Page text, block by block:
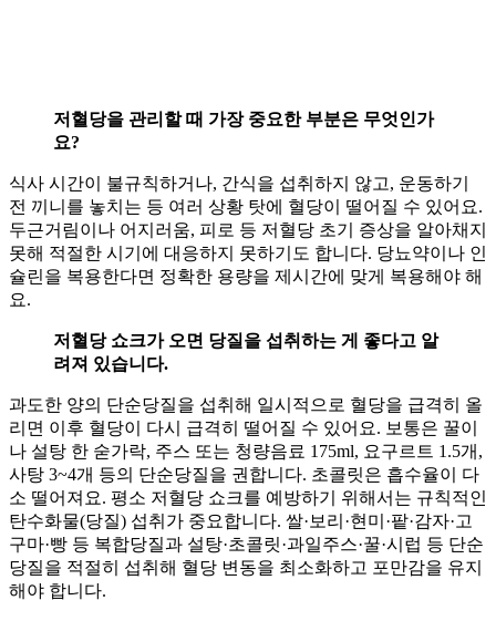
저혈당을 관리할 때 가장 중요한 부분은 무엇인가
요?
식사 시간이 불규칙하거나, 간식을 섭취하지 않고, 운동하기
전 끼니를 놓치는 등 여러 상황 탓에 혈당이 떨어질 수 있어요.
두근거림이나 어지러움, 피로 등 저혈당 초기 증상을 알아채지
못해 적절한 시기에 대응하지 못하기도 합니다. 당뇨약이나 인
슐린을 복용한다면 정확한 용량을 제시간에 맞게 복용해야 해
요.
저혈당 쇼크가 오면 당질을 섭취하는 게 좋다고 알
려져 있습니다.
과도한 양의 단순당질을 섭취해 일시적으로 혈당을 급격히 올
리면 이후 혈당이 다시 급격히 떨어질 수 있어요. 보통은 꿀이
나 설탕 한 숟가락, 주스 또는 청량음료 175ml, 요구르트 1.5개,
사탕 3~4개 등의 단순당질을 권합니다. 초콜릿은 흡수율이 다
소 떨어져요. 평소 저혈당 쇼크를 예방하기 위해서는 규칙적인
탄수화물(당질) 섭취가 중요합니다. 쌀·보리·현미·팥·감자·고
구마·빵 등 복합당질과 설탕·초콜릿·과일주스·꿀·시럽 등 단순
당질을 적절히 섭취해 혈당 변동을 최소화하고 포만감을 유지
해야 합니다.